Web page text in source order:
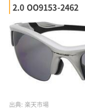
2.0 OO9153-2462
出典: 楽天市場